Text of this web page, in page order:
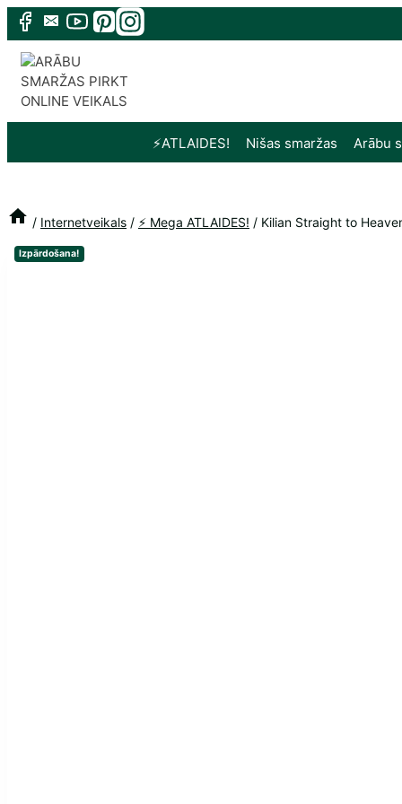
Skip
content
⚡️ATLAIDES! Nišas smaržas Arābu
/ Internetveikals / ⚡️ Mega ATLAIDES! / Kilian Straight to
Izpārdošana!